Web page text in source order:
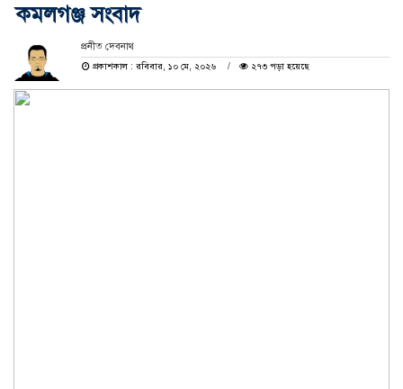
কমলগঞ্জ সংবাদ
প্রনীত দেবনাথ
প্রকাশকাল : রবিবার, ১০ মে, ২০২৬
২৭৩ পড়া হয়েছে